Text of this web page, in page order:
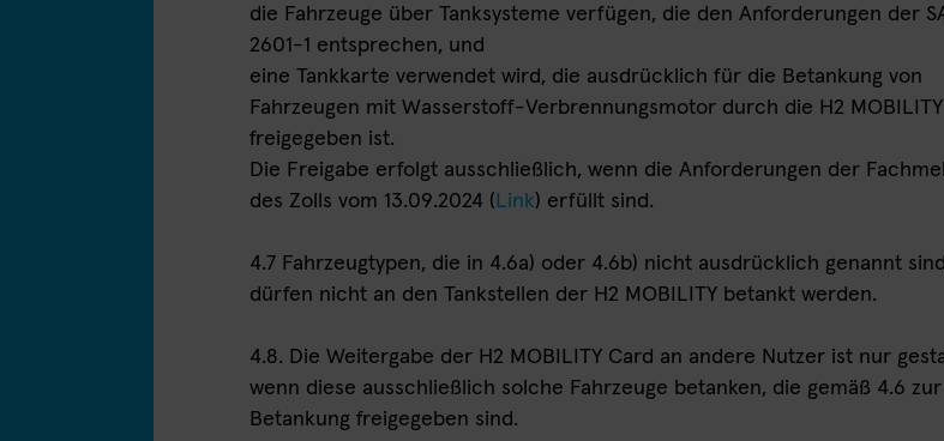
die Fahrzeuge über Tanksysteme verfügen, die den Anforderungen der
2601-1 entsprechen, und
eine Tankkarte verwendet wird, die ausdrücklich für die Betankung von
Fahrzeugen mit Wasserstoff-Verbrennungsmotor durch die H2 MOBILITY
freigegeben ist.
Die Freigabe erfolgt ausschließlich, wenn die Anforderungen der
des Zolls vom 13.09.2024 ( Link) erfüllt sind.
4.7 Fahrzeugtypen, die in 4.6a) oder 4.6b) nicht ausdrücklich genannt
dürfen nicht an den Tankstellen der H2 MOBILITY betankt werden.
4.8. Die Weitergabe der H2 MOBILITY Card an andere Nutzer ist nur
wenn diese ausschließlich solche Fahrzeuge betanken, die gemäß 4.6 zur
Betankung freigegeben sind.